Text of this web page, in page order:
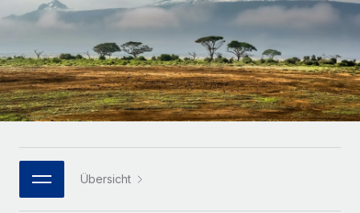
INFRASTRUKTUR
Nahtlose Integration der HR in bestehende Abläufe
Plattform
Integrierte HR-Kernfunktionen für dein Team
MCP
Integrationen
Mittelstand
Maßgeschneiderte HR-Lösungen, um Teams zu
vergrößern
Enterprise
Globale HR für Konzerne und Großunternehmen
PARTNER WERDEN
Flexible Einbettung von Global-HR-Funktionen in deine
Forschung und Leitfäden
Fallstudien
HR-Glossar
Bibliothek für Stellenbeschreibungen
Webinare
Español
Italiano
Português (Portugal)
한국어 Übersicht